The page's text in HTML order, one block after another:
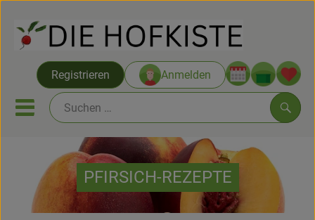
Registrieren Anmelden
Mobiles Menu öffnen oder
Saatgut ab Juli
Themenwelten
PFIRSICH-REZEPTE